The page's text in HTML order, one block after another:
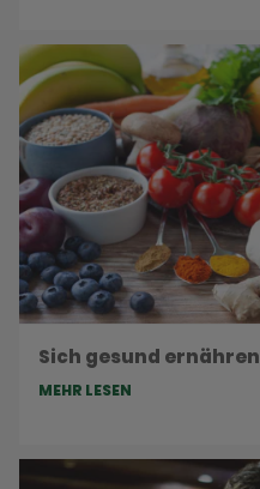
Sich gesund ernähren
MEHR LESEN